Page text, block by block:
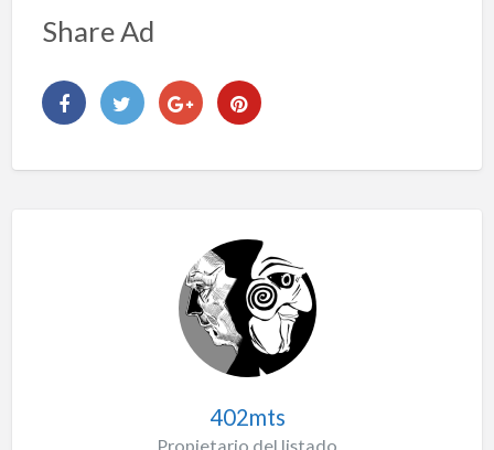
Share Ad
402mts
Propietario del listado